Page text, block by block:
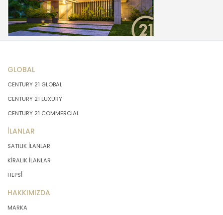
GLOBAL
CENTURY 21 GLOBAL
CENTURY 21 LUXURY
CENTURY 21 COMMERCIAL
İLANLAR
SATILIK İLANLAR
KİRALIK İLANLAR
HEPSİ
HAKKIMIZDA
MARKA